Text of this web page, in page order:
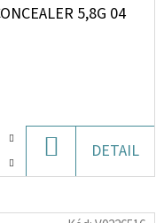
5,8G 04
KOŠÍKU
DETAIL